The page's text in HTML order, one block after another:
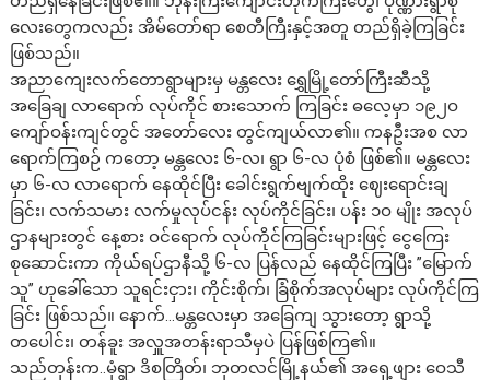
လေးတွေကလည်း အိမ်တော်ရာ စေတီကြီးနှင့်အတူ တည်ရှိခဲ့ကြခြင်း
ဖြစ်သည်။
အညာကျေးလက်တောရွာများမှ မန္တလေး ရွှေမြို့တော်ကြီးဆီသို့
အခြေချ လာရောက် လုပ်ကိုင် စားသောက် ကြခြင်း ဓလေ့မှာ ၁၉၂ဝ
ကျော်ဝန်းကျင်တွင် အတော်လေး တွင်ကျယ်လာ၏။ ကနဦးအစ လာ
ရောက်ကြစဉ် ကတော့ မန္တလေး ၆-လ၊ ရွာ ၆-လ ပုံစံ ဖြစ်၏။ မန္တလေး
မှာ ၆-လ လာရောက် နေထိုင်ပြီး ခေါင်းရွက်ဗျက်ထိုး ဈေးရောင်းချ
ခြင်း၊ လက်သမား လက်မှုလုပ်ငန်း လုပ်ကိုင်ခြင်း၊ ပန်း ၁ဝ မျိုး အလုပ်
ဌာနများတွင် နေ့စား ဝင်ရောက် လုပ်ကိုင်ကြခြင်းများဖြင့် ငွေကြေး
စုဆောင်းကာ ကိုယ်ရပ်ဌာနီသို့ ၆-လ ပြန်လည် နေထိုင်ကြပြီး ”မြောက်
သူ” ဟုခေါ်သော သူရင်းငှား၊ ကိုင်းစိုက်၊ ခြံစိုက်အလုပ်များ လုပ်ကိုင်ကြ
ခြင်း ဖြစ်သည်။ နောက်…မန္တလေးမှာ အခြေကျ သွားတော့ ရွာသို့
တပေါင်း၊ တန်ခူး အလှူအတန်းရာသီမှပဲ ပြန်ဖြစ်ကြ၏။
သည်တုန်းက..မုံရွာ ဒိစတြိတ်၊ ဘုတလင်မြို့နယ်၏ အရှေ့ဖျား ဝေသီ